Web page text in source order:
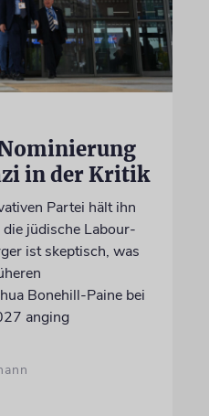
in der Kritik
Partei hält ihn
jüdische Labour-
ist skeptisch, was
Bonehill-Paine bei
anging